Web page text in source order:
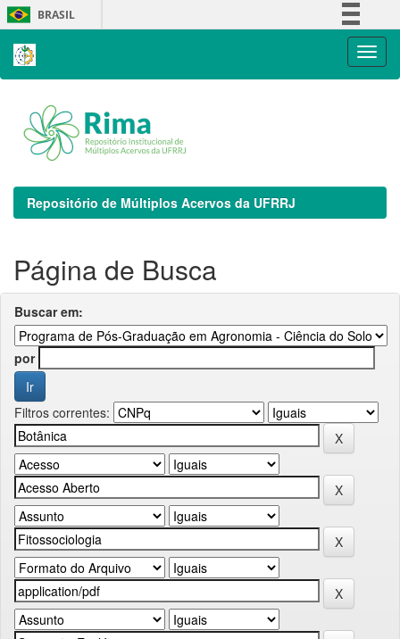
Skip
navigation
BRASIL
Repositório de Múltiplos Acervos da UFRRJ
Página de Busca
Buscar em:
por
Filtros correntes: